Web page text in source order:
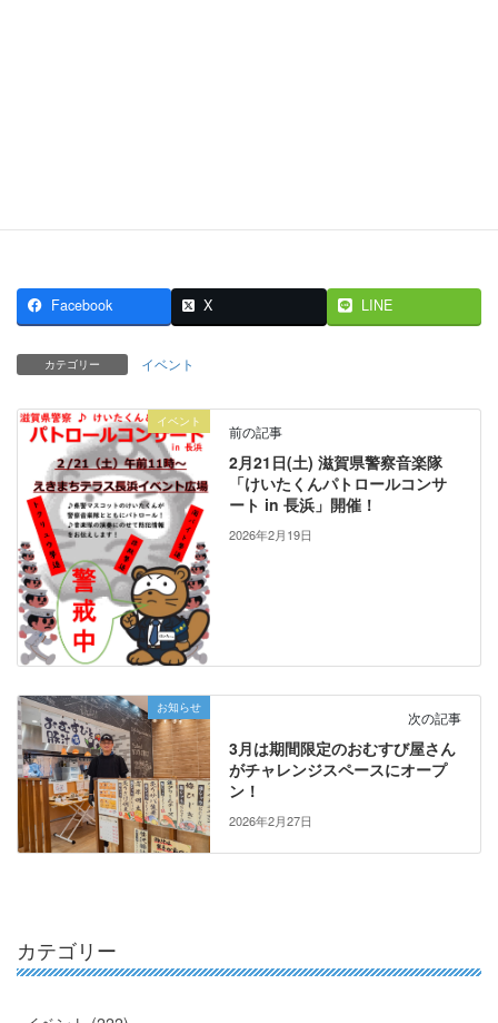
Facebook X LINE
カテゴリー イベント
イベント
前の記事
2月21日(土) 滋賀県警察音楽隊
「けいたくんパトロールコンサ
ート in 長浜」開催！
2026年2月19日
お知らせ
次の記事
3月は期間限定のおむすび屋さん
がチャレンジスペースにオープ
ン！
2026年2月27日
カテゴリー